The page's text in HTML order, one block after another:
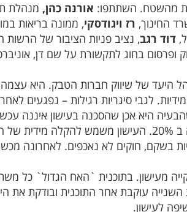
מהשטח. השתתפו: אורנה כהן, מנהלת
החינוך, רז ויגודסקי, ממונה בריאות
דוד רגב, נציב פניות הציבור של הרשות
ופרסום בחוג לתקשורת על שם דן,
היעד של שיווק חברות הטבק. היא
לגבי סיגריות רגילות – נפגעים
היא אכן שהסכנה בעישון איננה
ד"ר אלקוב ציין שאחוז המעשנים בצבא, אחרי ה 7 באוקטובר, עלה ב 20%.
בשקם, חוקים לא נאכפים. לאחרונה
מעישון. בתוכנית `האח הגדול` כל
הרשות השנייה עוקבת אחר התוכנית ובודקת